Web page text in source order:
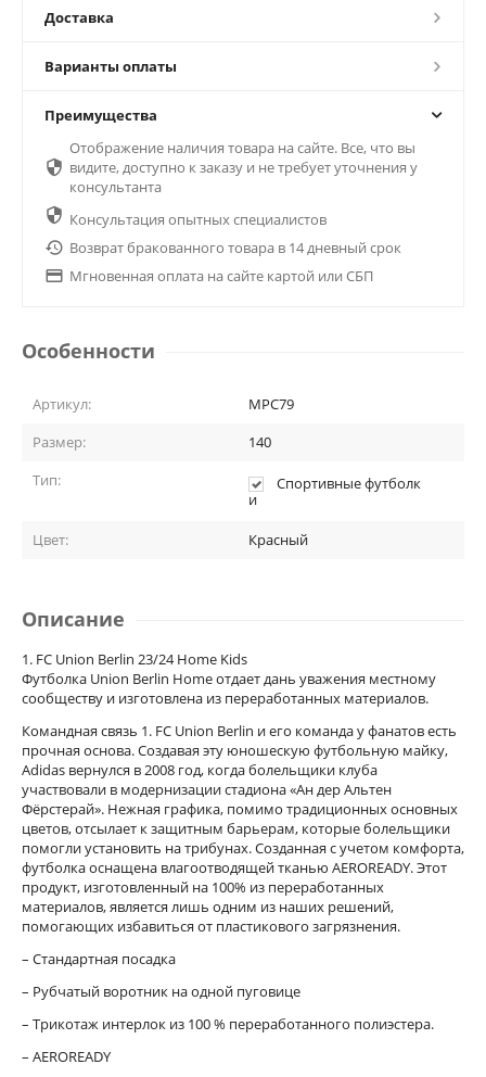
Доставка
Варианты оплаты
Преимущества

Отображение наличия товара на сайте. Все, что вы
видите, доступно к заказу и не требует уточнения у
консультанта
 Консультация опытных специалистов
 Возврат бракованного товара в 14 дневный срок
 Мгновенная оплата на сайте картой или СБП
Особенности
Артикул:
MPC79
Размер:
140
Тип:
Спортивные футболк
и
Цвет: Красный
Описание
1. FC Union Berlin 23/24 Home Kids
Футболка Union Berlin Home отдает дань уважения местному
сообществу и изготовлена из переработанных материалов.
Командная связь 1. FC Union Berlin и его команда у фанатов есть
прочная основа. Создавая эту юношескую футбольную майку,
Adidas вернулся в 2008 год, когда болельщики клуба
участвовали в модернизации стадиона «Ан дер Альтен
Фёрстерай». Нежная графика, помимо традиционных основных
цветов, отсылает к защитным барьерам, которые болельщики
помогли установить на трибунах. Созданная с учетом комфорта,
футболка оснащена влагоотводящей тканью AEROREADY. Этот
продукт, изготовленный на 100% из переработанных
материалов, является лишь одним из наших решений,
помогающих избавиться от пластикового загрязнения.
– Стандартная посадка
– Рубчатый воротник на одной пуговице
– Трикотаж интерлок из 100 % переработанного полиэстера.
– AEROREADY